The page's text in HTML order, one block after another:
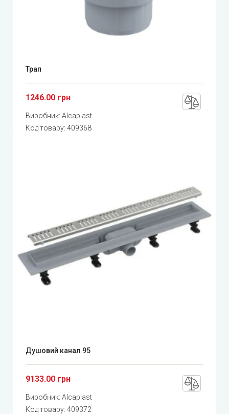
Трап
1246.00 грн
Виробник: Alcaplast
Код товару: 409368
Душовий канал 95
9133.00 грн
Виробник: Alcaplast
Код товару: 409372